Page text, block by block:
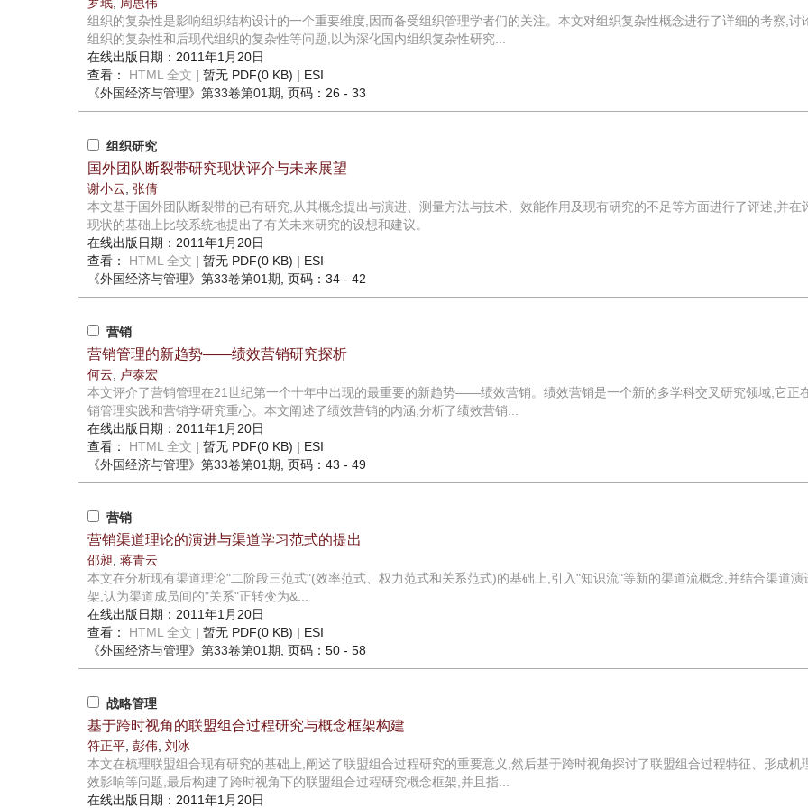
组织的复杂性是影响组织结构设计的一个重要维度,因而备受组织管理学者们的关注。本文对组织复杂性概念进行了详细的考察,讨
组织的复杂性和后现代组织的复杂性等问题,以为深化国内组织复杂性研究...
在线出版日期：2011年1月20日
查看： HTML 全文 | 暂无 PDF(0 KB) | ESI
《外国经济与管理》 第33卷第01期 , 页码：26 - 33
组织研究
国外团队断裂带研究现状评介与未来展望
谢小云 张倩
本文基于国外团队断裂带的已有研究,从其概念提出与演进、测量方法与技术、效能作用及现有研究的不足等方面进行了评述,并在
现状的基础上比较系统地提出了有关未来研究的设想和建议。
在线出版日期：2011年1月20日
查看： HTML 全文 | 暂无 PDF(0 KB) | ESI
《外国经济与管理》 第33卷第01期 , 页码：34 - 42
营销
营销管理的新趋势——绩效营销研究探析
何云
卢泰宏
本文评介了营销管理在21世纪第一个十年中出现的最重要的新趋势——绩效营销。绩效营销是一个新的多学科交叉研究领域,它正
销管理实践和营销学研究重心。本文阐述了绩效营销的内涵,分析了绩效营销...
在线出版日期：2011年1月20日
查看： HTML 全文 | 暂无 PDF(0 KB) | ESI
《外国经济与管理》 第33卷第01期 , 页码：43 - 49
营销
营销渠道理论的演进与渠道学习范式的提出
邵昶 蒋青云
本文在分析现有渠道理论"二阶段三范式"(效率范式、权力范式和关系范式)的基础上,引入"知识流"等新的渠道流概念,并结合渠道演
架,认为渠道成员间的"关系"正转变为&...
在线出版日期：2011年1月20日
查看： HTML 全文 | 暂无 PDF(0 KB) | ESI
《外国经济与管理》 第33卷第01期 , 页码：50 - 58
战略管理
基于跨时视角的联盟组合过程研究与概念框架构建
符正平 彭伟 刘冰
本文在梳理联盟组合现有研究的基础上,阐述了联盟组合过程研究的重要意义,然后基于跨时视角探讨了联盟组合过程特征、形成机
效影响等问题,最后构建了跨时视角下的联盟组合过程研究概念框架,并且指...
在线出版日期：2011年1月20日